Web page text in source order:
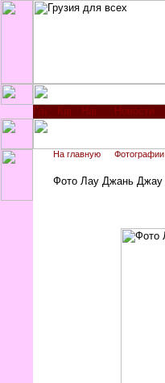
Новости
На главную Фотографии
Фото Лау Джань Джау